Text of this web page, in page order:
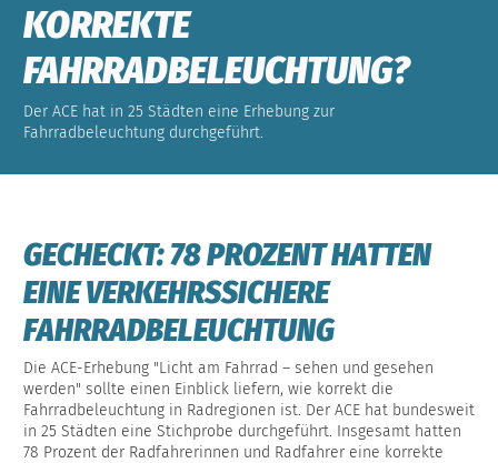
KORREKTE
FAHRRADBELEUCHTUNG?
Der ACE hat in 25 Städten eine Erhebung zur
Fahrradbeleuchtung durchgeführt.
GECHECKT: 78 PROZENT HATTEN
EINE VERKEHRSSICHERE
FAHRRADBELEUCHTUNG
Die ACE-Erhebung "Licht am Fahrrad – sehen und gesehen
werden" sollte einen Einblick liefern, wie korrekt die
Fahrradbeleuchtung in Radregionen ist. Der ACE hat bundesweit
in 25 Städten eine Stichprobe durchgeführt. Insgesamt hatten
78 Prozent der Radfahrerinnen und Radfahrer eine korrekte